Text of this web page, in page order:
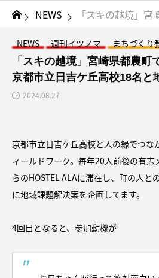
NEWS 「スキの越境」宮崎県都農町でスタディツア
NEWS 週刊イツノマ
まちづくり
「スキの越境」宮崎県都農町
京都市立日吉ケ丘高校18名と
2024.08.27
京都市立日吉ケ丘高校と人の縁でつな
ィールドワーク。毎年20人前後の有志
らのHOSTEL ALAに滞在し、町の人と
に地域課題解決案を企画してます。
4回目となると、参加動機が